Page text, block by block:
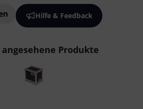
Hilfe & Feedback
Produkte